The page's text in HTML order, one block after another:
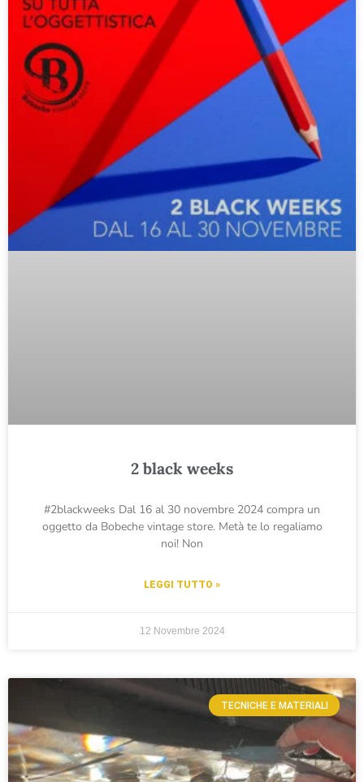
2 black weeks
#2blackweeks Dal 16 al 30 novembre 2024 compra un
oggetto da Bobeche vintage store. Metà te lo regaliamo
noi! Non
LEGGI TUTTO »
12 Novembre 2024
TECNICHE E MATERIALI